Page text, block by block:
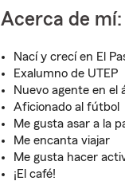
Acerca de mí:
Nací y crecí en El
Exalumno de UTEP
Nuevo agente en el
Aficionado al fútbol
Me gusta asar a la
Me encanta viajar
Me gusta hacer
¡El café!